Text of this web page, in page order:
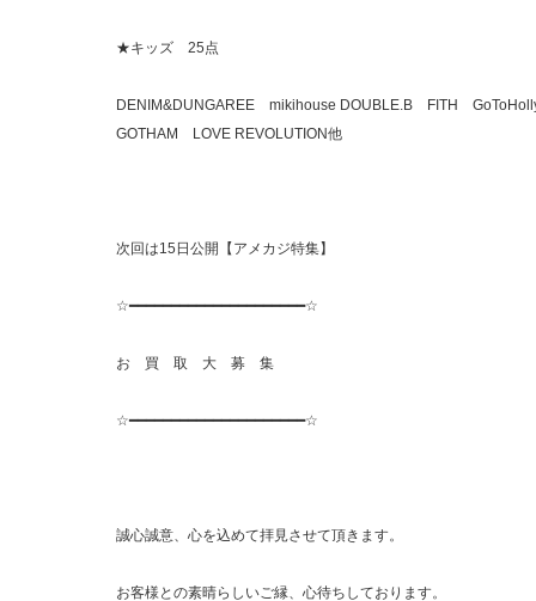
★キッズ 25点
DENIM&DUNGAREE mikihouse DOUBLE.B FITH
GOTHAM LOVE REVOLUTION他
次回は15日公開【アメカジ特集】
☆━━━━━━━━━━━━━━━━━━━━━☆
お 買 取 大 募 集
☆━━━━━━━━━━━━━━━━━━━━━☆
誠心誠意、心を込めて拝見させて頂きます。
お客様との素晴らしいご縁、心待ちしております。